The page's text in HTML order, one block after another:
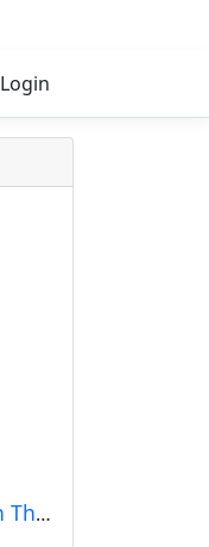
Login
Anh Trầm Mình Thảnh Thơi 1